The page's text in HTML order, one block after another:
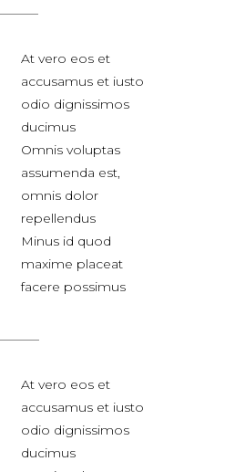
At vero eos et
accusamus et iusto
odio dignissimos
ducimus
Omnis voluptas
assumenda est,
omnis dolor
repellendus
Minus id quod
maxime placeat
facere possimus
At vero eos et
accusamus et iusto
odio dignissimos
ducimus